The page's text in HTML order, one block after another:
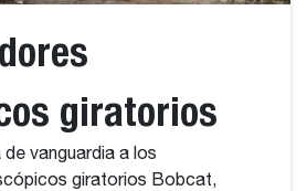
giratorios
vanguardia a los
giratorios Bobcat,